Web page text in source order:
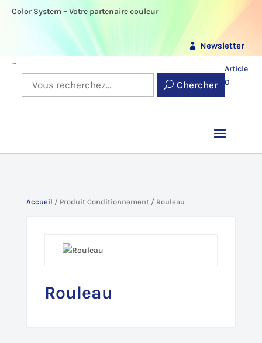
Color System – Votre partenaire couleur
Newsletter
Chercher
Article
0
Accueil / Produit Conditionnement/ Rouleau
Rouleau